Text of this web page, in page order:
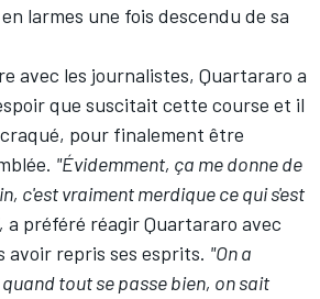
larmes une fois descendu de sa
avec les journalistes, Quartararo a
que suscitait cette course et il
pour finalement être
"Évidemment, ça me donne de
c'est vraiment merdique ce qui s'est
a préféré réagir Quartararo avec
avoir repris ses esprits. "On a
tout se passe bien, on sait